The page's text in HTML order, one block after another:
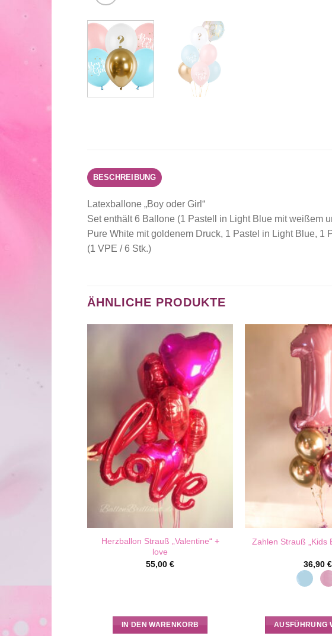
BESCHREIBUNG
Latexballone „Boy oder Girl“
Set enthält 6 Ballone (1 Pastell in Light Blue mit weißem
Pure White mit goldenem Druck, 1 Pastel in Light Blue,
(1 VPE / 6 Stk.)
ÄHNLICHE PRODUKTE
Herzballon Strauß „Valentine“ +
love
55,00€
IN DEN WARENKORB
Zahlen Strauß „Kids
36,90€
AUSFÜHRUNG
WÄHLEN